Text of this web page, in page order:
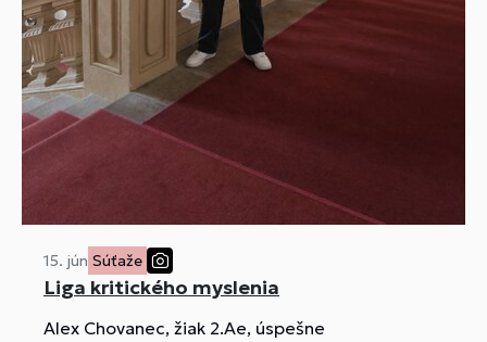
15. jún Súťaže
Liga kritického myslenia
Alex Chovanec, žiak 2.Ae, úspešne